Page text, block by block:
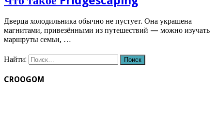
Дверца холодильника обычно не пустует. Она украшена
магнитами, привезёнными из путешествий — можно изучать
маршруты семьи, …
Найти:
CROOGOM